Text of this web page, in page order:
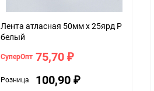
Лента атласная 50мм х 25ярд Р
белый
СуперОпт 75,70 ₽
Розница 100,90 ₽